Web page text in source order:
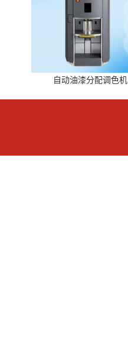
自动油漆分配调色机